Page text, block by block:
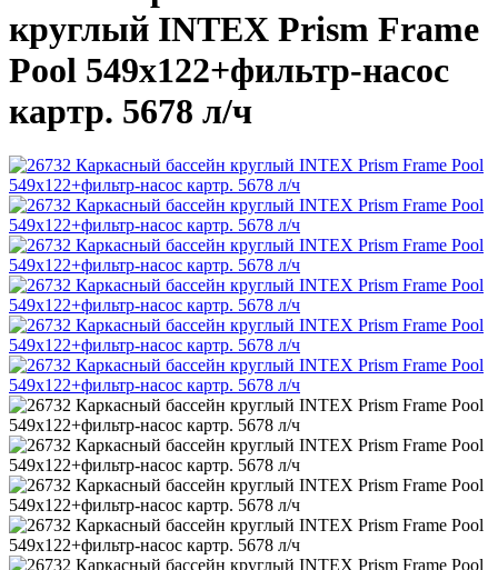
круглый INTEX Prism Frame
Pool 549х122+фильтр-насос
картр. 5678 л/ч